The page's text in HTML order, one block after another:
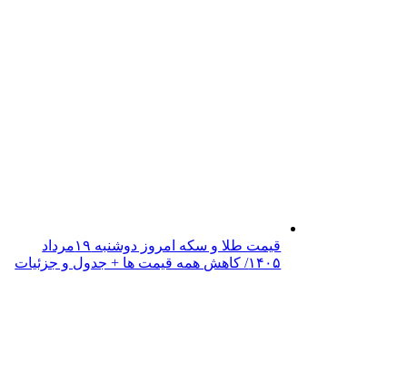
قیمت طلا و سکه امروز دوشنبه ۱۹مرداد
۱۴۰۵/ کاهش همه قیمت ها + جدول و جزئیات